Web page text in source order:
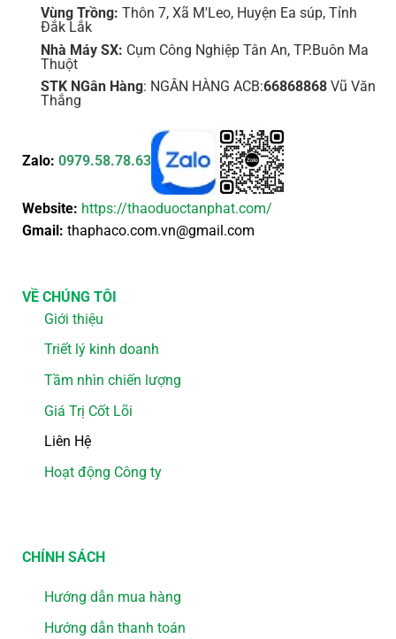
Vùng Trồng: Thôn 7, Xã M'Leo, Huyện Ea súp, Tỉnh
Đắk Lắk
Nhà Máy SX: Cụm Công Nghiệp Tân An, TP.Buôn Ma
Thuột
STK NGân Hàng: NGÂN HÀNG ACB:66868868Vũ Văn
Thắng
Zalo: 0979.58.78.63
Website: https://thaoduoctanphat.com/
Gmail: thaphaco.com.vn@gmail.com
VỀ CHÚNG TÔI
Giới thiệu
Triết lý kinh doanh
Tầm nhìn chiến lượng
Giá Trị Cốt Lõi
Liên Hệ
Hoạt động Công ty
CHÍNH SÁCH
Hướng dẫn mua hàng
Hướng dẫn thanh toán